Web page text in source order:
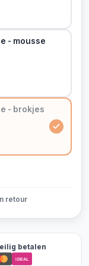
- mousse
- brokjes
retour
betalen
iDEAL